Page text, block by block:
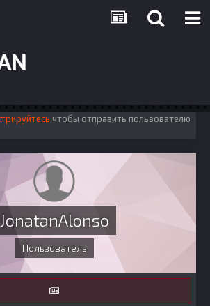
чтобы отправить пользователю
JonatanAlonso
Пользователь